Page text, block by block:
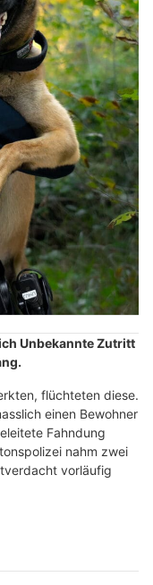
Unbekannte Zutritt
flüchteten diese.
einen Bewohner
Fahndung
nahm zwei
vorläufig